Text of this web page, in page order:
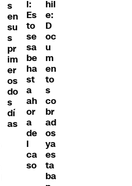
s
en
su
s
pr
im
er
os
do
s
dí
as
l:
Es
to
se
sa
be
ha
st
a
ah
or
a
de
l
ca
so
hil
e:
D
oc
u
m
en
to
s
co
br
ad
os
ya
es
ta
ba